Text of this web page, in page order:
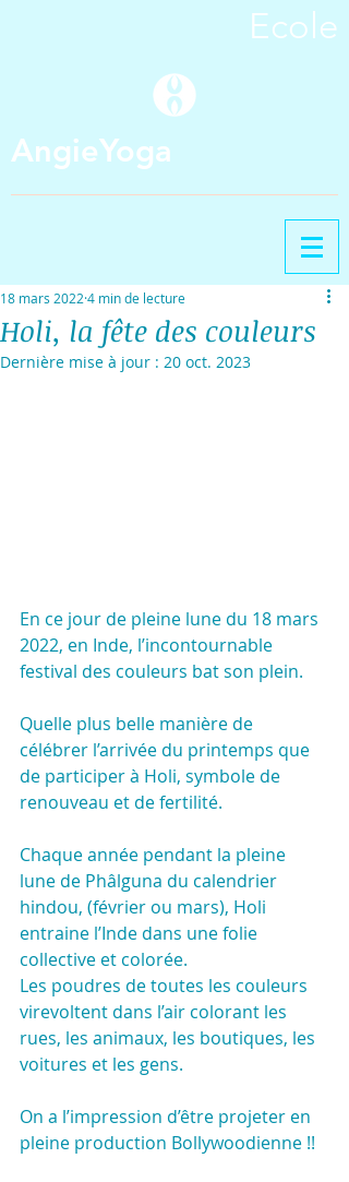
Ecole
AngieYoga
Holi, la fête des couleurs
18 mars 2022 4 min de lecture
Dernière mise à jour : 20 oct. 2023
En ce jour de pleine lune du 18 mars
2022, en Inde, l’incontournable
festival des couleurs bat son plein.
Quelle plus belle manière de
célébrer l’arrivée du printemps que
de participer à Holi, symbole de
renouveau et de fertilité.
Chaque année pendant la pleine
lune de Phâlguna du calendrier
hindou, (février ou mars), Holi
entraine l’Inde dans une folie
collective et colorée.
Les poudres de toutes les couleurs
virevoltent dans l’air colorant les
rues, les animaux, les boutiques, les
voitures et les gens.
On a l’impression d’être projeter en
pleine production Bollywoodienne !!